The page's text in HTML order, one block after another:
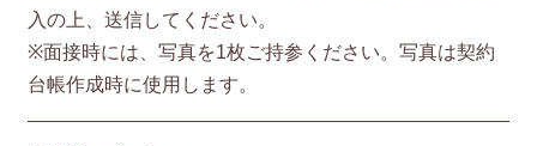
⼊の上、送信してください。
※⾯接時には、写真を1枚ご持参ください。写真は契約
台帳作成時に使⽤します。